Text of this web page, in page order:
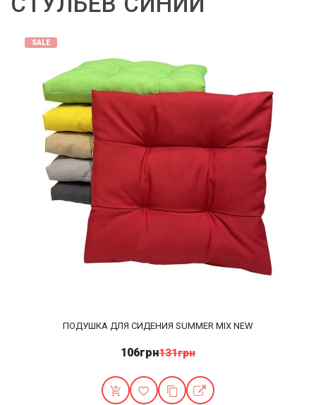
SALE
ПОДУШКА ДЛЯ СИДЕНИЯ SUMMER MIX NEW
106грн131грн